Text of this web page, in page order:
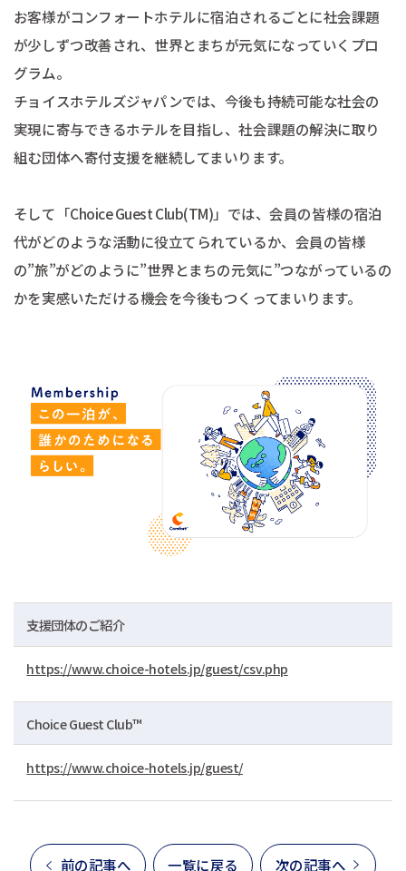
お客様がコンフォートホテルに宿泊されるごとに社会課題
が少しずつ改善され、世界とまちが元気になっていくプロ
グラム。
チョイスホテルズジャパンでは、今後も持続可能な社会の
実現に寄与できるホテルを目指し、社会課題の解決に取り
組む団体へ寄付支援を継続してまいります。
そして「Choice Guest Club(TM)」では、会員の皆様の宿泊
代がどのような活動に役立てられているか、会員の皆様
の”旅”がどのように”世界とまちの元気に”つながっているの
かを実感いただける機会を今後もつくってまいります。
支援団体のご紹介
https://www.choice-hotels.jp/guest/csv.php
Choice Guest Club™
https://www.choice-hotels.jp/guest/
前の記事へ 一覧に戻る 次の記事へ